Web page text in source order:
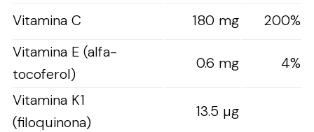
Vitamina C
180 mg
200%
Vitamina E (alfa-
tocoferol)
0.6 mg 4%
Vitamina K1
(filoquinona)
13.5 µg